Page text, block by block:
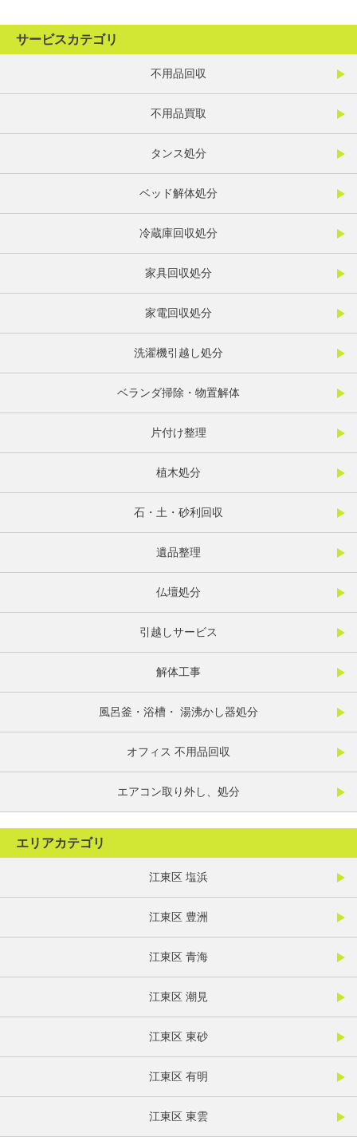
サービスカテゴリ
不用品回収
不用品買取
タンス処分
ベッド解体処分
冷蔵庫回収処分
家具回収処分
家電回収処分
洗濯機引越し処分
ベランダ掃除・物置解体
片付け整理
植木処分
石・土・砂利回収
遺品整理
仏壇処分
引越しサービス
解体工事
風呂釜・浴槽・ 湯沸かし器処分
オフィス 不用品回収
エアコン取り外し、処分
エリアカテゴリ
江東区 塩浜
江東区 豊洲
江東区 青海
江東区 潮見
江東区 東砂
江東区 有明
江東区 東雲